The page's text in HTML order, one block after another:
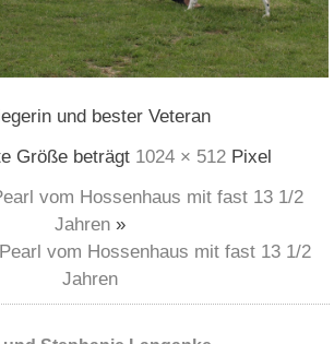
und bester Veteran
Größe beträgt 1024 × 512Pixel
vom Hossenhaus mit fast 13 1/2
Jahren»
vom Hossenhaus mit fast 13 1/2
Jahren